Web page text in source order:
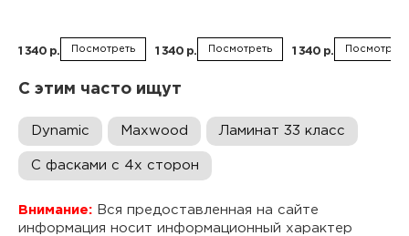
1 340 р. Посмотреть 1 340 р. Посмотреть 1 340 р. Посмотреть
С этим часто ищут
Dynamic Maxwood Ламинат 33 класс
С фасками с 4х сторон
Внимание: Вся предоставленная на сайте
информация носит информационный характер